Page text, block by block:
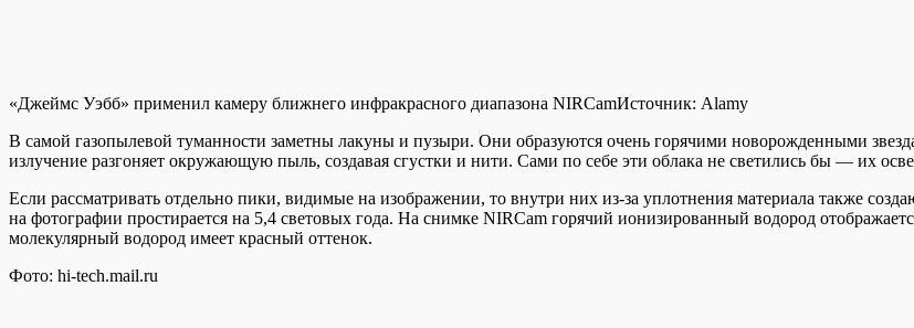
«Джеймс Уэбб» применил камеру ближнего инфракрасного диапазона NIRCamИсточник: Alamy
В самой газопылевой туманности заметны лакуны и пузыри. Они образуются очень горячими новорожденными
излучение разгоняет окружающую пыль, создавая сгустки и нити. Сами по себе эти облака не светились бы — их
Если рассматривать отдельно пики, видимые на изображении, то внутри них из-за уплотнения материала также
на фотографии простирается на 5,4 световых года. На снимке NIRCam горячий ионизированный водород
молекулярный водород имеет красный оттенок.
Фото: hi-tech.mail.ru